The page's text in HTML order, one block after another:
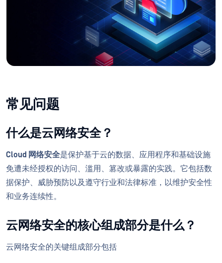
常见问题
什么是云网络安全？
Cloud 网络安全是保护基于云的数据、应用程序和基础设施
免遭未经授权的访问、滥用、篡改或暴露的实践。它包括数
据保护、威胁预防以及遵守行业和法律标准，以维护安全性
和业务连续性。
云网络安全的核心组成部分是什么？
云网络安全的关键组成部分包括